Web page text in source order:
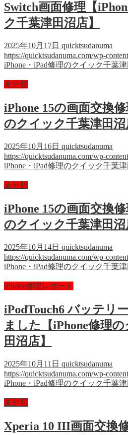
Switch画面修理【
ク千葉津田沼店】
2025年10月17日 quicktsudanuma
https://quicktsudanuma.com/wp-
iPhone・iPad修理のクイック千葉
未分類
iPhone 15の画面交換
のクイック千葉津田沼
2025年10月16日 quicktsudanuma
https://quicktsudanuma.com/wp-
iPhone・iPad修理のクイック千葉
未分類
iPhone 15の画面交換
のクイック千葉津田沼
2025年10月14日 quicktsudanuma
https://quicktsudanuma.com/wp-
iPhone・iPad修理のクイック千葉
iPhone修理レポート
iPodTouch6 バッテリ
ました【iPhone修理
田沼店】
2025年10月11日 quicktsudanuma
https://quicktsudanuma.com/wp-
iPhone・iPad修理のクイック千葉
未分類
Xperia 10 III画面交換